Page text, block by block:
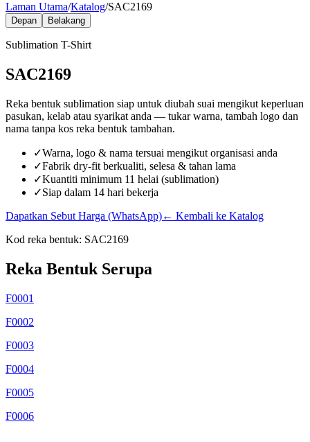
Laman Utama/Katalog/SAC2169
Depan Belakang
Sublimation T-Shirt
SAC2169
Reka bentuk sublimation siap untuk diubah suai mengikut keperluan
pasukan, kelab atau syarikat anda — tukar warna, tambah logo dan
nama tanpa kos reka bentuk tambahan.
✓Warna, logo & nama tersuai mengikut organisasi anda
✓Fabrik dry-fit berkualiti, selesa & tahan lama
✓Kuantiti minimum 11 helai (sublimation)
✓Siap dalam 14 hari bekerja
Dapatkan Sebut Harga (WhatsApp)← Kembali ke Katalog
Kod reka bentuk: SAC2169
Reka Bentuk Serupa
F0001
F0002
F0003
F0004
F0005
F0006